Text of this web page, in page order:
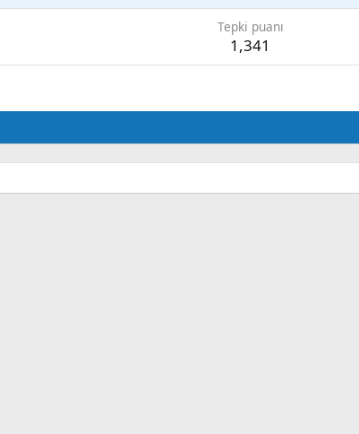
Tepki puanı
1,341